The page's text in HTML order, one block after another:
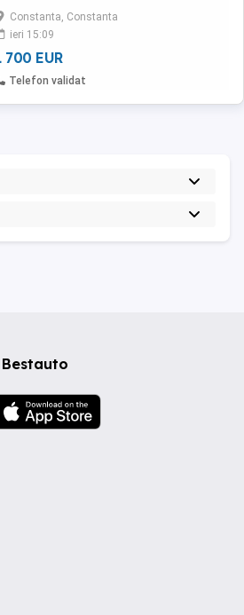
euro (usor negociabil) Detalii la tel.
Constanta, Constanta
ieri 15:09
700 EUR
Telefon validat